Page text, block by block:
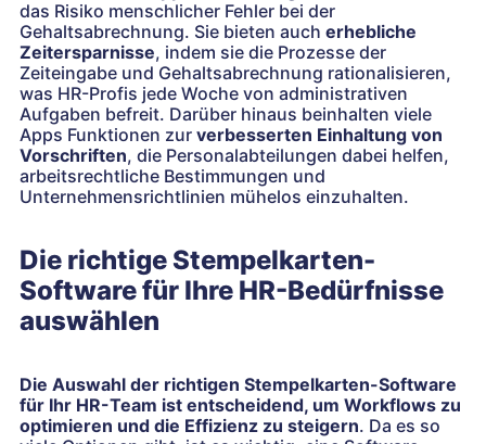
das Risiko menschlicher Fehler bei der
Gehaltsabrechnung. Sie bieten auch erhebliche
Zeitersparnisse, indem sie die Prozesse der
Zeiteingabe und Gehaltsabrechnung rationalisieren,
was HR-Profis jede Woche von administrativen
Aufgaben befreit. Darüber hinaus beinhalten viele
Apps Funktionen zur verbesserten Einhaltung von
Vorschriften, die Personalabteilungen dabei helfen,
arbeitsrechtliche Bestimmungen und
Unternehmensrichtlinien mühelos einzuhalten.
Die richtige Stempelkarten-
Software für Ihre HR-Bedürfnisse
auswählen
Die Auswahl der richtigen Stempelkarten-Software
für Ihr HR-Team ist entscheidend, um Workflows zu
optimieren und die Effizienz zu steigern. Da es so